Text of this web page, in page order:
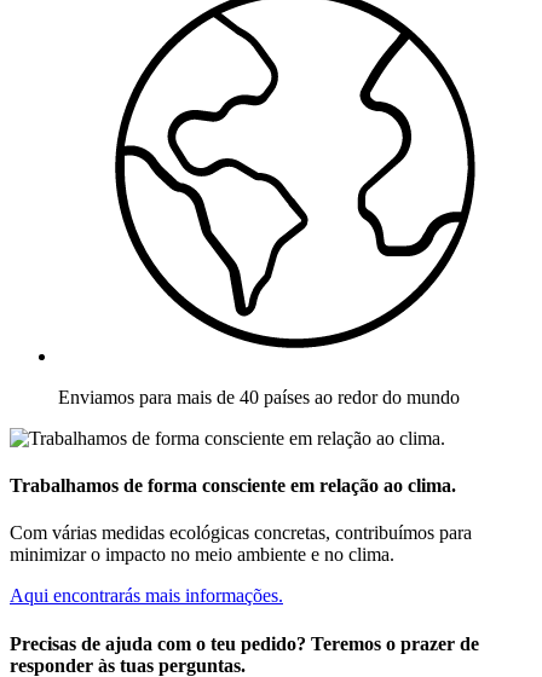
Enviamos para mais de 40 países ao redor do mundo
Trabalhamos de forma consciente em relação ao clima.
Com várias medidas ecológicas concretas, contribuímos para
minimizar o impacto no meio ambiente e no clima.
Aqui encontrarás mais informações.
Precisas de ajuda com o teu pedido? Teremos o prazer de
responder às tuas perguntas.